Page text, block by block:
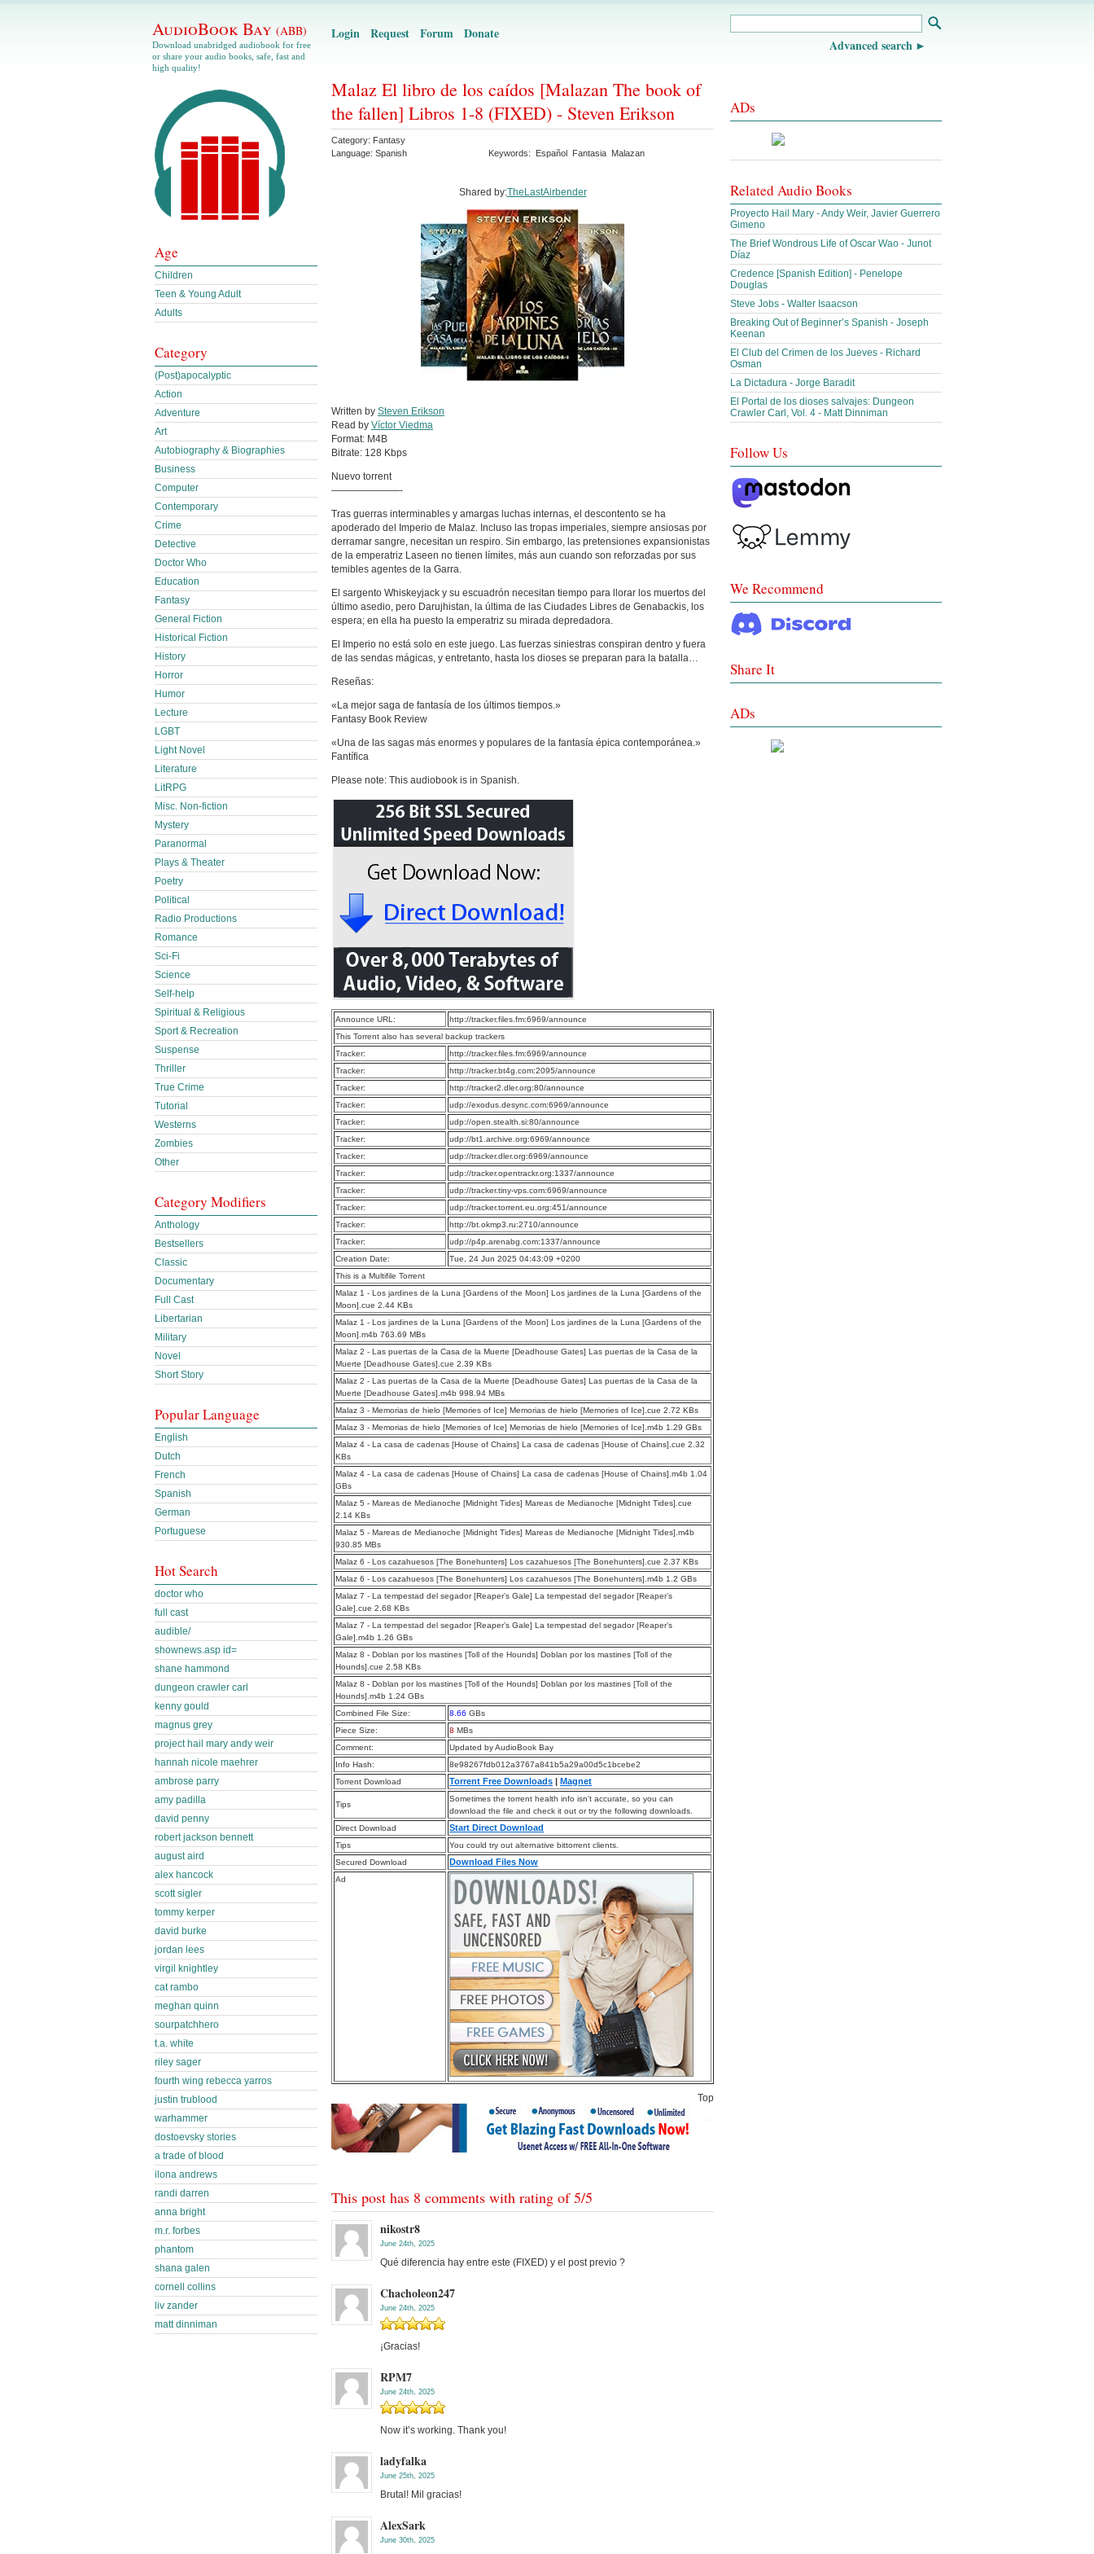
AudioBook Bay (ABB)
Download unabridged audiobook for free
or share your audio books, safe, fast and
high quality!
Login Request Forum Donate
Advanced search
Malaz El libro de los caídos [Malazan The book of
the fallen] Libros 1-8 (FIXED) - Steven Erikson
Category: Fantasy
Language: Spanish Keywords: Español Fantasia Malazan
Shared by:TheLastAirbender
Written by Steven Erikson
Read by Víctor Viedma
Format: M4B
Bitrate: 128 Kbps
Nuevo torrent
———————-
Tras guerras interminables y amargas luchas internas, el descontento se ha
apoderado del Imperio de Malaz. Incluso las tropas imperiales, siempre ansiosas por
derramar sangre, necesitan un respiro. Sin embargo, las pretensiones expansionistas
de la emperatriz Laseen no tienen límites, más aun cuando son reforzadas por sus
temibles agentes de la Garra.
El sargento Whiskeyjack y su escuadrón necesitan tiempo para llorar los muertos del
último asedio, pero Darujhistan, la última de las Ciudades Libres de Genabackis, los
espera; en ella ha puesto la emperatriz su mirada depredadora.
El Imperio no está solo en este juego. Las fuerzas siniestras conspiran dentro y fuera
de las sendas mágicas, y entretanto, hasta los dioses se preparan para la batalla…
Reseñas:
«La mejor saga de fantasía de los últimos tiempos.»
Fantasy Book Review
«Una de las sagas más enormes y populares de la fantasía épica contemporánea.»
Fantífica
Please note: This audiobook is in Spanish.
Announce URL:
http://tracker.files.fm:6969/announce
This Torrent also has several backup trackers
Tracker:
http://tracker.files.fm:6969/announce
Tracker:
http://tracker.bt4g.com:2095/announce
Tracker:
http://tracker2.dler.org:80/announce
Tracker:
udp://exodus.desync.com:6969/announce
Tracker:
udp://open.stealth.si:80/announce
Tracker:
udp://bt1.archive.org:6969/announce
Tracker:
udp://tracker.dler.org:6969/announce
Tracker:
udp://tracker.opentrackr.org:1337/announce
Tracker:
udp://tracker.tiny-vps.com:6969/announce
Tracker:
udp://tracker.torrent.eu.org:451/announce
Tracker:
http://bt.okmp3.ru:2710/announce
Tracker:
udp://p4p.arenabg.com:1337/announce
Creation Date:
Tue, 24 Jun 2025 04:43:09 +0200
This is a Multifile Torrent
Malaz 1 - Los jardines de la Luna [Gardens of the Moon] Los jardines de la Luna [Gardens of the
Moon].cue 2.44 KBs
Malaz 1 - Los jardines de la Luna [Gardens of the Moon] Los jardines de la Luna [Gardens of the
Moon].m4b 763.69 MBs
Malaz 2 - Las puertas de la Casa de la Muerte [Deadhouse Gates] Las puertas de la Casa de la
Muerte [Deadhouse Gates].cue 2.39 KBs
Malaz 2 - Las puertas de la Casa de la Muerte [Deadhouse Gates] Las puertas de la Casa de la
Muerte [Deadhouse Gates].m4b 998.94 MBs
Malaz 3 - Memorias de hielo [Memories of Ice] Memorias de hielo [Memories of Ice].cue 2.72 KBs
Malaz 3 - Memorias de hielo [Memories of Ice] Memorias de hielo [Memories of Ice].m4b 1.29 GBs
Malaz 4 - La casa de cadenas [House of Chains] La casa de cadenas [House of Chains].cue 2.32
KBs
Malaz 4 - La casa de cadenas [House of Chains] La casa de cadenas [House of Chains].m4b 1.04
GBs
Malaz 5 - Mareas de Medianoche [Midnight Tides] Mareas de Medianoche [Midnight Tides].cue
2.14 KBs
Malaz 5 - Mareas de Medianoche [Midnight Tides] Mareas de Medianoche [Midnight Tides].m4b
930.85 MBs
Malaz 6 - Los cazahuesos [The Bonehunters] Los cazahuesos [The Bonehunters].cue 2.37 KBs
Malaz 6 - Los cazahuesos [The Bonehunters] Los cazahuesos [The Bonehunters].m4b 1.2 GBs
Malaz 7 - La tempestad del segador [Reaper’s Gale] La tempestad del segador [Reaper’s
Gale].cue 2.68 KBs
Malaz 7 - La tempestad del segador [Reaper’s Gale] La tempestad del segador [Reaper’s
Gale].m4b 1.26 GBs
Malaz 8 - Doblan por los mastines [Toll of the Hounds] Doblan por los mastines [Toll of the
Hounds].cue 2.58 KBs
Malaz 8 - Doblan por los mastines [Toll of the Hounds] Doblan por los mastines [Toll of the
Hounds].m4b 1.24 GBs
Combined File Size:
8.66 GBs
Piece Size:
8 MBs
Comment:
Updated by AudioBook Bay
Info Hash:
8e98267fdb012a3767a841b5a29a00d5c1bcebe2
Torrent Download
Torrent Free Downloads | Magnet
Tips
Sometimes the torrent health info isn’t accurate, so you can
download the file and check it out or try the following downloads.
Direct Download
Start Direct Download
Tips
You could try out alternative bittorrent clients.
Secured Download
Download Files Now
Ad
Top
This post has 8 comments with rating of5/5
nikostr8
June 24th, 2025
Qué diferencia hay entre este (FIXED) y el post previo ?
Chacholeon247
June 24th, 2025
¡Gracias!
RPM7
June 24th, 2025
Now it’s working. Thank you!
ladyfalka
June 25th, 2025
Brutal! Mil gracias!
AlexSark
June 30th, 2025
Age
Children
Teen & Young Adult
Adults
Category
(Post)apocalyptic
Action
Adventure
Art
Autobiography & Biographies
Business
Computer
Contemporary
Crime
Detective
Doctor Who
Education
Fantasy
General Fiction
Historical Fiction
History
Horror
Humor
Lecture
LGBT
Light Novel
Literature
LitRPG
Misc. Non-fiction
Mystery
Paranormal
Plays & Theater
Poetry
Political
Radio Productions
Romance
Sci-Fi
Science
Self-help
Spiritual & Religious
Sport & Recreation
Suspense
Thriller
True Crime
Tutorial
Westerns
Zombies
Other
Category Modifiers
Anthology
Bestsellers
Classic
Documentary
Full Cast
Libertarian
Military
Novel
Short Story
Popular Language
English
Dutch
French
Spanish
German
Portuguese
Hot Search
doctor who
full cast
audible/
shownews.asp id=
shane hammond
dungeon crawler carl
kenny gould
magnus grey
project hail mary andy weir
hannah nicole maehrer
ambrose parry
amy padilla
david penny
robert jackson bennett
august aird
alex hancock
scott sigler
tommy kerper
david burke
jordan lees
virgil knightley
cat rambo
meghan quinn
sourpatchhero
t.a. white
riley sager
fourth wing rebecca yarros
justin trublood
warhammer
dostoevsky stories
a trade of blood
ilona andrews
randi darren
anna bright
m.r. forbes
phantom
shana galen
cornell collins
liv zander
matt dinniman
ADs
Related Audio Books
Proyecto Hail Mary - Andy Weir, Javier Guerrero
Gimeno
The Brief Wondrous Life of Oscar Wao - Junot
Díaz
Credence [Spanish Edition] - Penelope
Douglas
Steve Jobs - Walter Isaacson
Breaking Out of Beginner’s Spanish - Joseph
Keenan
El Club del Crimen de los Jueves - Richard
Osman
La Dictadura - Jorge Baradit
El Portal de los dioses salvajes: Dungeon
Crawler Carl, Vol. 4 - Matt Dinniman
Follow Us
We Recommend
Share It
ADs